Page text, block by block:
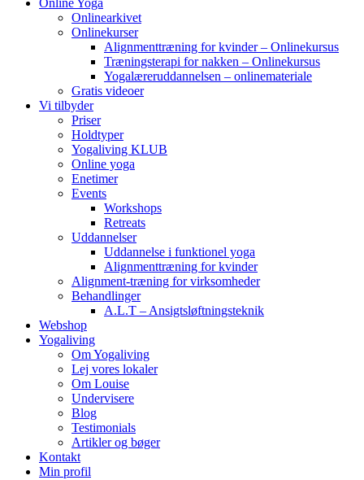
Online Yoga
Onlinearkivet
Onlinekurser
Alignmenttræning for kvinder – Onlinekursus
Træningsterapi for nakken – Onlinekursus
Yogalæreruddannelsen – onlinemateriale
Gratis videoer
Vi tilbyder
Priser
Holdtyper
Yogaliving KLUB
Online yoga
Enetimer
Events
Workshops
Retreats
Uddannelser
Uddannelse i funktionel yoga
Alignmenttræning for kvinder
Alignment-træning for virksomheder
Behandlinger
A.L.T – Ansigtsløftningsteknik
Webshop
Yogaliving
Om Yogaliving
Lej vores lokaler
Om Louise
Undervisere
Blog
Testimonials
Artikler og bøger
Kontakt
Min profil